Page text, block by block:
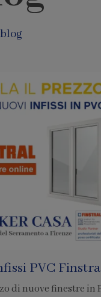
blog
con Bitcoin
accreditato